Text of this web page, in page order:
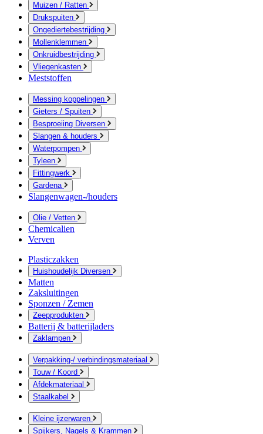
Muizen / Ratten
Drukspuiten
Ongediertebestrijding
Mollenklemmen
Onkruidbestrijding
Vliegenkasten
Meststoffen
Messing koppelingen
Gieters / Spuiten
Besproeiing Diversen
Slangen & houders
Waterpompen
Tyleen
Fittingwerk
Gardena
Slangenwagen-/houders
Olie / Vetten
Chemicalien
Verven
Plasticzakken
Huishoudelijk Diversen
Matten
Zaksluitingen
Sponzen / Zemen
Zeepprodukten
Batterij & batterijladers
Zaklampen
Verpakking-/ verbindingsmateriaal
Touw / Koord
Afdekmateriaal
Staalkabel
Kleine ijzerwaren
Spijkers, Nagels & Krammen